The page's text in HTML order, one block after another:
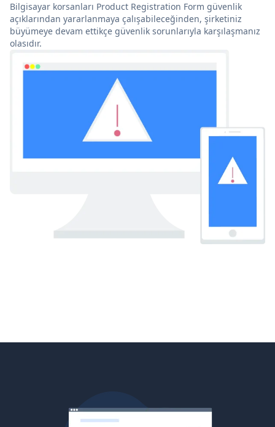
Bilgisayar korsanları Product Registration Form güvenlik
açıklarından yararlanmaya çalışabileceğinden, şirketiniz
büyümeye devam ettikçe güvenlik sorunlarıyla karşılaşmanız
olasıdır.